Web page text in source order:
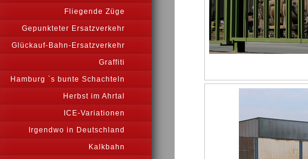
Fliegende Züge
Gepunkteter Ersatzverkehr
Glückauf-Bahn-Ersatzverkehr
Graffiti
Hamburg `s bunte Schachteln
Herbst im Ahrtal
ICE-Variationen
Irgendwo in Deutschland
Kalkbahn